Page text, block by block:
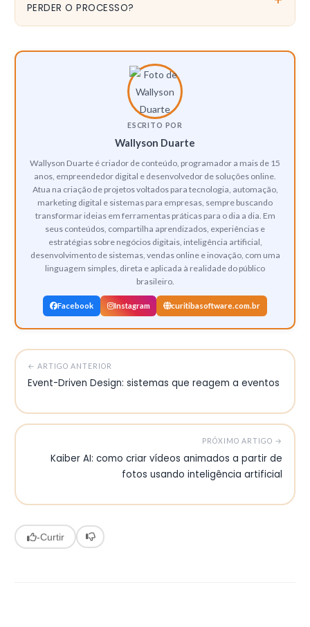
outras plataformas do que na Steam. Isso inclui preços de
Tribunal considerou as alegações suficientemente respaldáveis
PERDER O PROCESSO?
30% para algo próximo de 17-18%, eliminação das cláusulas
de paridade de preços, e um precedente jurídico que poderia
inspirar ações similares em outros países. Na prática, poderia
haver mais fragmentação do mercado de launchers, mas
também maior competitividade de preços entre plataformas.
ESCRITO POR
Wallyson Duarte
Wallyson Duarte é criador de conteúdo, programador a mais de 15
anos, empreendedor digital e desenvolvedor de soluções online.
Atua na criação de projetos voltados para tecnologia, automação,
marketing digital e sistemas para empresas, sempre buscando
transformar ideias em ferramentas práticas para o dia a dia. Em
seus conteúdos, compartilha aprendizados, experiências e
estratégias sobre negócios digitais, inteligência artificial,
desenvolvimento de sistemas, vendas online e inovação, com uma
linguagem simples, direta e aplicada à realidade do público
brasileiro.
Facebook Instagram curitibasoftware.com.br
← ARTIGO ANTERIOR
Event-Driven Design: sistemas que reagem a eventos
PRÓXIMO ARTIGO →
Kaiber AI: como criar vídeos animados a partir de
fotos usando inteligência artificial
-Curtir